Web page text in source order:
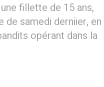
fillette de 15 ans,
de samedi derniier, en
opérant dans la